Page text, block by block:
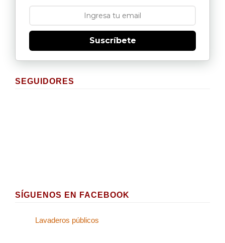
Suscríbete
SEGUIDORES
SÍGUENOS EN FACEBOOK
Lavaderos públicos